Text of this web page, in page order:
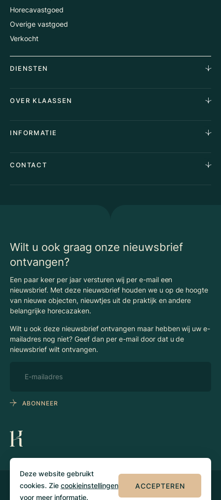
Deze website gebruikt
cookies. Zie cookieinstellingen
voor meer informatie.
ACCEPTEREN
Horecavastgoed
Overige vastgoed
Verkocht
DIENSTEN
Aankoopopdracht
Stille verkoop
Taxaties
Advies
OVER KLAASSEN
Waarom Klaassen
Vacatures
Algemene voorwaarden
INFORMATIE
Vergunningen
CONTACT
Wilt u ook graag onze nieuwsbrief
ontvangen?
Een paar keer per jaar versturen wij per e-mail een
nieuwsbrief. Met deze nieuwsbrief houden we u op de hoogte
van nieuwe objecten, nieuwtjes uit de praktijk en andere
belangrijke horecazaken.
Wilt u ook deze nieuwsbrief ontvangen maar hebben wij uw e-
mailadres nog niet? Geef dan per e-mail door dat u de
nieuwsbrief wilt ontvangen.
ABONNEER
© 2026 Klaassen
Horecamakelaars
Privacy
Algemene